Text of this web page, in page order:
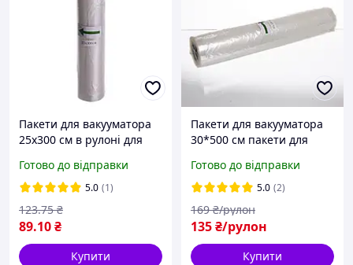
Пакети для вакууматора
25х300 см в рулоні для
вакуумні пакети
герметичні для
зберігання їжі
Готово до відправки
5.0 (1)
89.10₴
123.75 ₴
Купити
Пакети для вакууматора
30*500 см пакети для
рулоні
Готово до відправки
5.0 (2)
135₴/рулон
169 ₴/рулон
Купити